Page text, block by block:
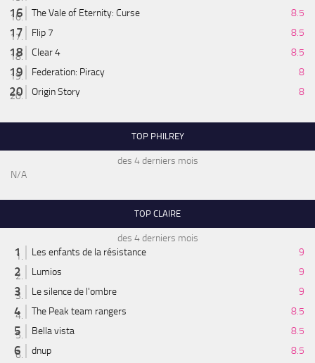
The Vale of Eternity: Curse
8.5
Flip 7
8.5
Clear 4
8.5
Federation: Piracy
8
Origin Story
8
TOP PHILREY
des 4 derniers mois
N/A
TOP CLAIRE
des 4 derniers mois
Les enfants de la résistance
9
Lumios
9
Le silence de l'ombre
9
The Peak team rangers
8.5
Bella vista
8.5
dnup
8.5